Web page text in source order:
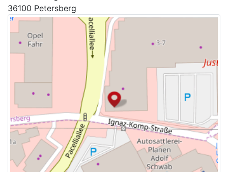
36100 Petersberg